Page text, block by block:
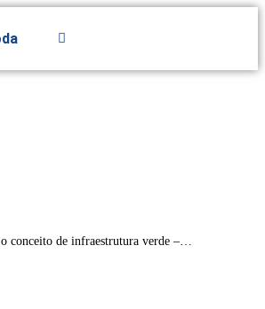
o conceito de infraestrutura verde –…